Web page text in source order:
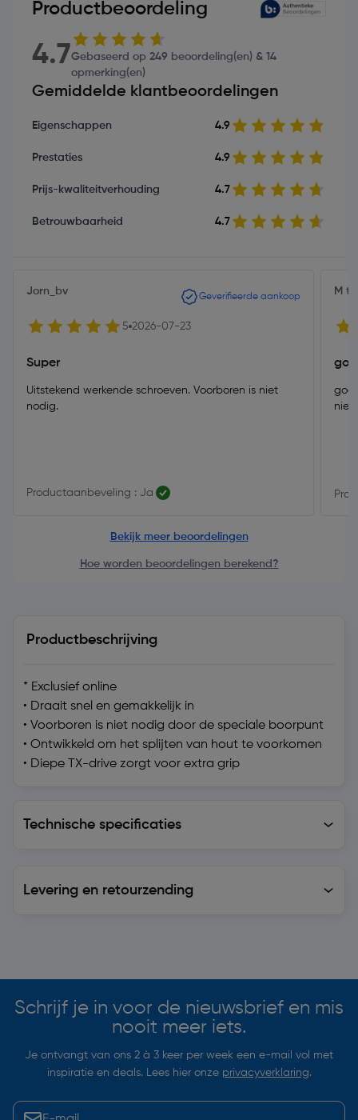
Productbeoordeling
4.7Gebaseerd op 249 beoordeling(en) & 14
opmerking(en)
Gemiddelde klantbeoordelingen
Eigenschappen 4.9
Prestaties 4.9
Prijs-kwaliteitverhouding 4.7
Betrouwbaarheid 4.7
Jorn_bv Geverifieerde aankoop
5 2026-07-23
Super
Uitstekend werkende schroeven. Voorboren is niet
nodig.
Productaanbeveling : Ja
M
niet.
Bekijk meer beoordelingen
Hoe worden beoordelingen berekend?
Productbeschrijving
* Exclusief online
• Draait snel en gemakkelijk in
• Voorboren is niet nodig door de speciale boorpunt
• Ontwikkeld om het splijten van hout te voorkomen
• Diepe TX-drive zorgt voor extra grip
Technische specificaties
Levering en retourzending
Schrijf je in voor de nieuwsbrief en mis
nooit meer iets.
Je ontvangt van ons 2 à 3 keer per week een e-mail vol met
inspiratie en deals. Lees hier onze privacyverklaring.